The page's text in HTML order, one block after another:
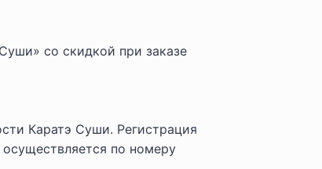
со скидкой при заказе
Каратэ Суши. Регистрация
по номеру